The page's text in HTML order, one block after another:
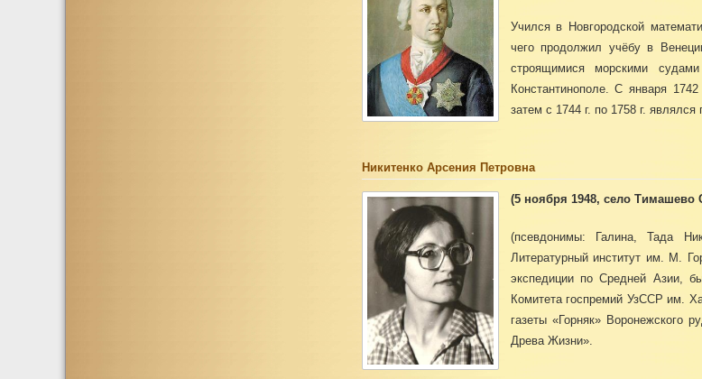
Учился в Новгородской
чего продолжил учёбу в
строящимися морскими
Константинополе. С января
затем с 1744 г. по 1758 г. являлся
Никитенко Арсения Петровна
(5 ноября 1948, село Тимашево
(псевдонимы: Галина, Тада
Литературный институт им. М.
экспедиции по Средней Азии,
Комитета госпремий УзССР им.
газеты «Горняк» Воронежского
Древа Жизни».